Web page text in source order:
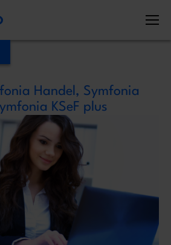
numer telefonu,
niezwłocznie!
Proszę o kontakt
osobowych jest ZoriusPro Sp. z o.o. Dane
w celu obsługi Twojej wiadomości i
Podstawą przetwarzania jest art. 6 ust. 1 lit. b
dotyczy oferty lub zawarcia umowy, albo art. 6
dotyczy innej sprawy. Więcej informacji o
danych znajdziesz w
Polityce prywatności.
Handel, Symfonia
KSeF plus